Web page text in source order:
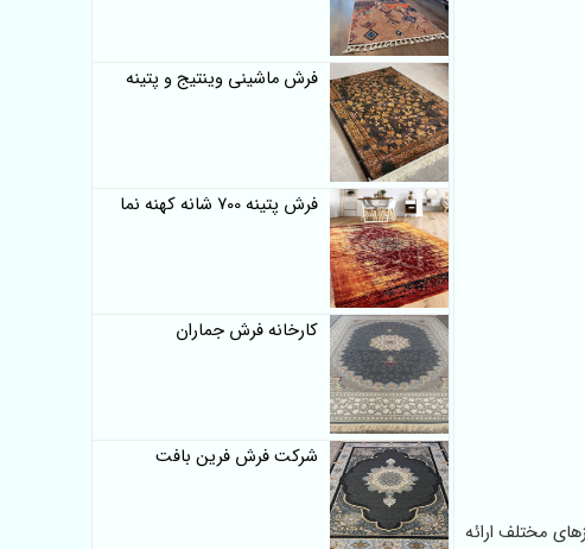
مختلف ارائه
فرش ماشینی وینتیج و پتینه
فرش پتینه 700 شانه کهنه نما
کارخانه فرش جماران
شرکت فرش فرین بافت